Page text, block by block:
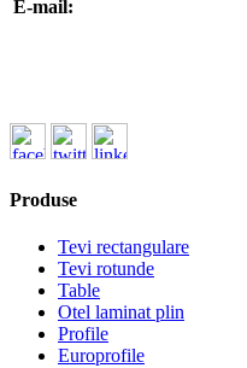
E-mail:
Produse
Tevi rectangulare
Tevi rotunde
Table
Otel laminat plin
Profile
Europrofile